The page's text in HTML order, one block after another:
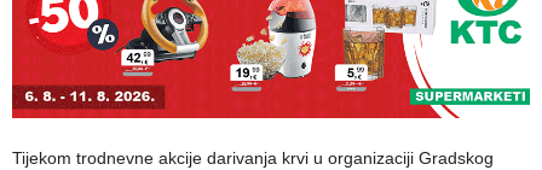
Tijekom trodnevne akcije darivanja krvi u organizaciji Gradskog